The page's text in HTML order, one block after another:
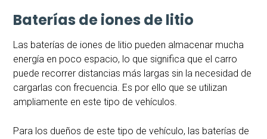
Baterías de iones de litio
Las baterías de iones de litio pueden almacenar mucha
energía en poco espacio, lo que significa que el carro
puede recorrer distancias más largas sin la necesidad de
cargarlas con frecuencia. Es por ello que se utilizan
ampliamente en este tipo de vehículos.
Para los dueños de este tipo de vehículo, las baterías de